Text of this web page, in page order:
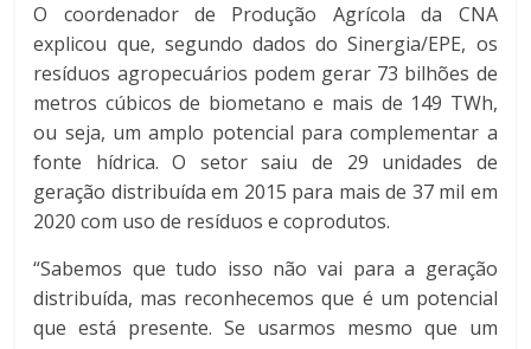
O coordenador de Produção Agrícola da CNA
explicou que, segundo dados do Sinergia/EPE, os
resíduos agropecuários podem gerar 73 bilhões de
metros cúbicos de biometano e mais de 149 TWh,
ou seja, um amplo potencial para complementar a
fonte hídrica. O setor saiu de 29 unidades de
geração distribuída em 2015 para mais de 37 mil em
2020 com uso de resíduos e coprodutos.
“Sabemos que tudo isso não vai para a geração
distribuída, mas reconhecemos que é um potencial
que está presente. Se usarmos mesmo que um